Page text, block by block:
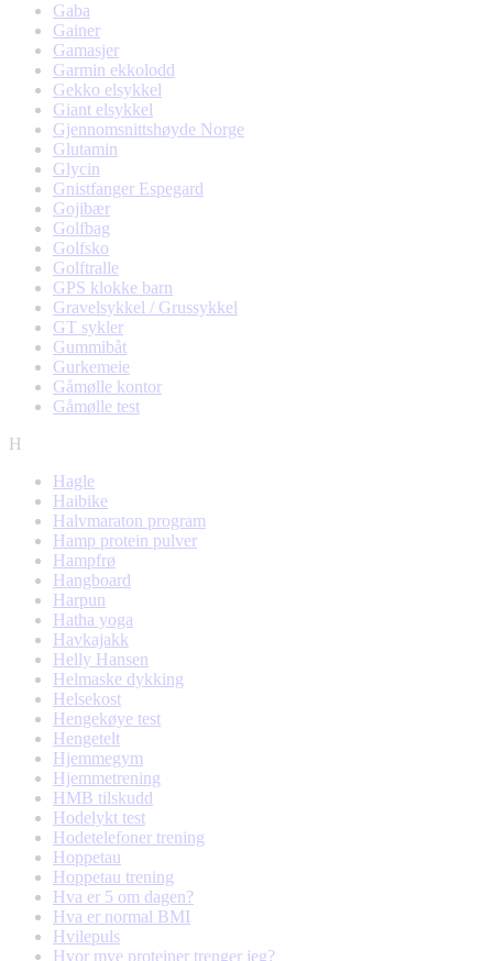
Gaba
Gainer
Gamasjer
Garmin ekkolodd
Gekko elsykkel
Giant elsykkel
Gjennomsnittshøyde Norge
Glutamin
Glycin
Gnistfanger Espegard
Gojibær
Golfbag
Golfsko
Golftralle
GPS klokke barn
Gravelsykkel / Grussykkel
GT sykler
Gummibåt
Gurkemeie
Gåmølle kontor
Gåmølle test
H
Hagle
Haibike
Halvmaraton program
Hamp protein pulver
Hampfrø
Hangboard
Harpun
Hatha yoga
Havkajakk
Helly Hansen
Helmaske dykking
Helsekost
Hengekøye test
Hengetelt
Hjemmegym
Hjemmetrening
HMB tilskudd
Hodelykt test
Hodetelefoner trening
Hoppetau
Hoppetau trening
Hva er 5 om dagen?
Hva er normal BMI
Hvilepuls
Hvor mye proteiner trenger jeg?